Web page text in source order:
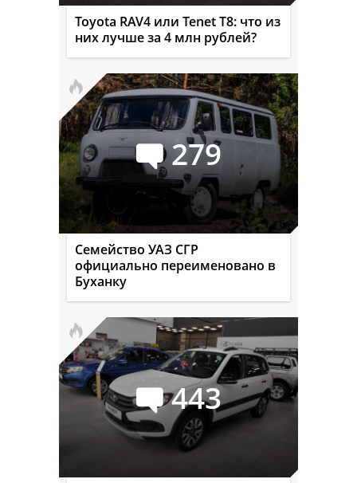
Toyota RAV4 или Tenet T8: что из
них лучше за 4 млн рублей?
279
Семейство УАЗ СГР
официально переименовано в
Буханку
443